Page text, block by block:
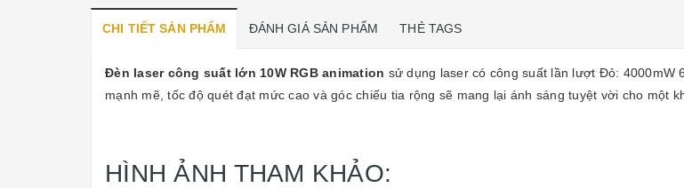
CHI TIẾT SẢN PHẨM ĐÁNH GIÁ SẢN PHẨM THẺ TAGS
Đèn laser công suất lớn 10W RGB animation sử dụng laser có công suất lần lượt Đỏ: 4000mW
mạnh mẽ, tốc độ quét đạt mức cao và góc chiếu tia rộng sẽ mang lại ánh sáng tuyệt vời cho một
HÌNH ẢNH THAM KHẢO: